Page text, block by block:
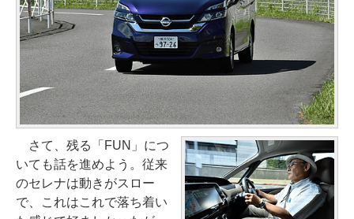
さて、残る「FUN」につ
いても話を進めよう。従来
のセレナは動きがスロー
で、これはこれで落ち着い